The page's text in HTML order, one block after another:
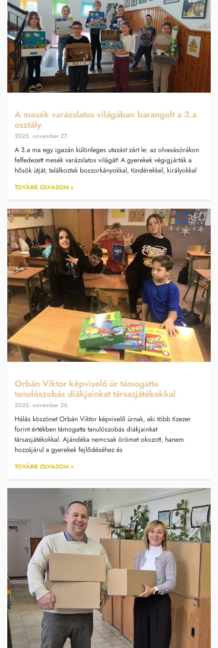
A mesék varázslatos világában barangolt a 3.a
osztály
2025. november 27.
A 3.a ma egy igazán különleges utazást zárt le: az olvasásórákon
felfedezett mesék varázslatos világát! A gyerekek végigjárták a
hősök útját, találkoztak boszorkányokkal, tündérekkel, királyokkal
TOVÁBB OLVASOM »
Orbán Viktor képviselő úr támogatta
tanulószobás diákjainkat társasjátékokkal
2025. november 26.
Hálás köszönet Orbán Viktor képviselő úrnak, aki több tízezer
forint értékben támogatta tanulószobás diákjainkat
társasjátékokkal. Ajándéka nemcsak örömet okozott, hanem
hozzájárul a gyerekek fejlődéséhez és
TOVÁBB OLVASOM »